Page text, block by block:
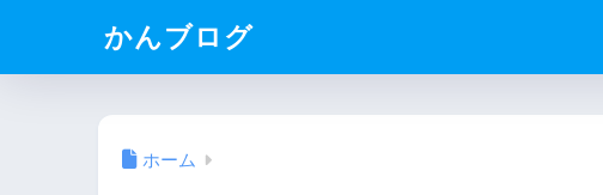
かんブログ
ホーム